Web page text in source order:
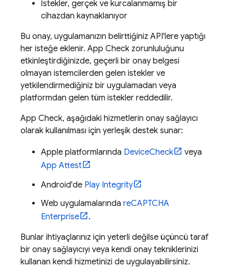
İstekler, gerçek ve kurcalanmamış bir
cihazdan kaynaklanıyor
Bu onay, uygulamanızın belirttiğiniz API'lere yaptığı
her isteğe eklenir. App Check zorunluluğunu
etkinleştirdiğinizde, geçerli bir onay belgesi
olmayan istemcilerden gelen istekler ve
yetkilendirmediğiniz bir uygulamadan veya
platformdan gelen tüm istekler reddedilir.
App Check, aşağıdaki hizmetlerin onay sağlayıcı
olarak kullanılması için yerleşik destek sunar:
Apple platformlarında DeviceCheck
veya
App Attest
Android'de Play Integrity
Web uygulamalarında reCAPTCHA
Enterprise
.
Bunlar ihtiyaçlarınız için yeterli değilse üçüncü taraf
bir onay sağlayıcıyı veya kendi onay tekniklerinizi
kullanan kendi hizmetinizi de uygulayabilirsiniz.